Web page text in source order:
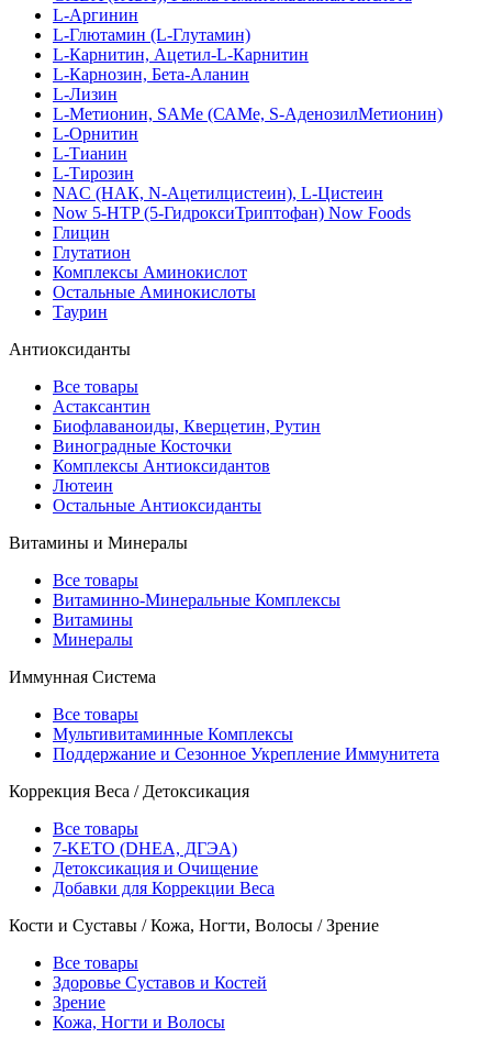
L-Аргинин
L-Глютамин (L-Глутамин)
L-Карнитин, Ацетил-L-Карнитин
L-Карнозин, Бета-Аланин
L-Лизин
L-Метионин, SAMe (САМе, S-АденозилМетионин)
L-Орнитин
L-Тианин
L-Тирозин
NAC (НАК, N-Ацетилцистеин), L-Цистеин
Now 5-HTP (5-ГидроксиТриптофан) Now Foods
Глицин
Глутатион
Комплексы Аминокислот
Остальные Аминокислоты
Таурин
Антиоксиданты
Все товары
Астаксантин
Биофлаваноиды, Кверцетин, Рутин
Виноградные Косточки
Комплексы Антиоксидантов
Лютеин
Остальные Антиоксиданты
Витамины и Минералы
Все товары
Витаминно-Минеральные Комплексы
Витамины
Минералы
Иммунная Система
Все товары
Мультивитаминные Комплексы
Поддержание и Сезонное Укрепление Иммунитета
Коррекция Веса / Детоксикация
Все товары
7-KETO (DHEA, ДГЭА)
Детоксикация и Очищение
Добавки для Коррекции Веса
Кости и Суставы / Кожа, Ногти, Волосы / Зрение
Все товары
Здоровье Суставов и Костей
Зрение
Кожа, Ногти и Волосы